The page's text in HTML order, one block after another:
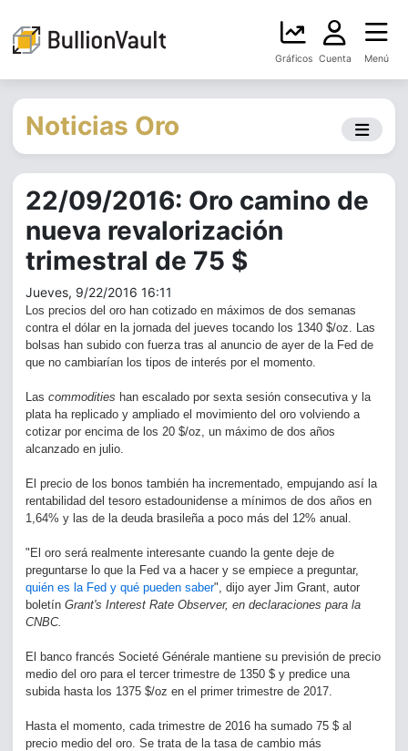
Gráficos Cuenta Menú
Noticias Oro
22/09/2016: Oro camino de
nueva revalorización
trimestral de 75 $
Jueves, 9/22/2016 16:11
Los precios del oro han cotizado en máximos de dos semanas
contra el dólar en la jornada del jueves tocando los 1340 $/oz. Las
bolsas han subido con fuerza tras al anuncio de ayer de la Fed de
que no cambiarían los tipos de interés por el momento.
Las commodities han escalado por sexta sesión consecutiva y la
plata ha replicado y ampliado el movimiento del oro volviendo a
cotizar por encima de los 20 $/oz, un máximo de dos años
alcanzado en julio.
El precio de los bonos también ha incrementado, empujando así la
rentabilidad del tesoro estadounidense a mínimos de dos años en
1,64% y las de la deuda brasileña a poco más del 12% anual.
"El oro será realmente interesante cuando la gente deje de
preguntarse lo que la Fed va a hacer y se empiece a preguntar,
quién es la Fed y qué pueden saber", dijo ayer Jim Grant, autor
boletín Grant's Interest Rate Observer, en declaraciones para la
CNBC.
El banco francés Societé Générale mantiene su previsión de precio
medio del oro para el tercer trimestre de 1350 $ y predice una
subida hasta los 1375 $/oz en el primer trimestre de 2017.
Hasta el momento, cada trimestre de 2016 ha sumado 75 $ al
precio medio del oro. Se trata de la tasa de cambio más